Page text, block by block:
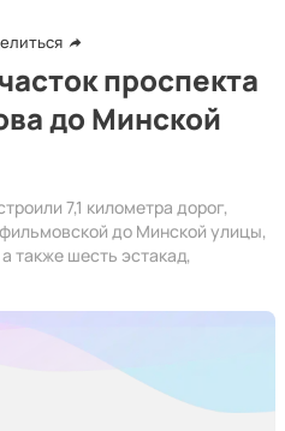
проспекта
до Минской
7,1 километра дорог,
до Минской улицы,
также шесть эстакад,